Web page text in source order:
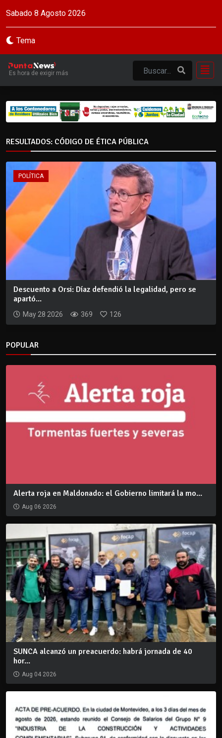
Sabado 8 Agosto 2026
Tema
Es hora de exigir más
RESULTADOS: CÓDIGO DE ÉTICA PÚBLICA
POLÍTICA
Descuento a Orsi: Díaz defendió la legalidad, pero se
apartó...
May 28 2026 369 126
POPULAR
Alerta roja en Maldonado: el Gobierno limitará la mo...
Aug 06 2026
SUNCA alcanzó un preacuerdo: habrá jornada de 40
hor...
Aug 04 2026